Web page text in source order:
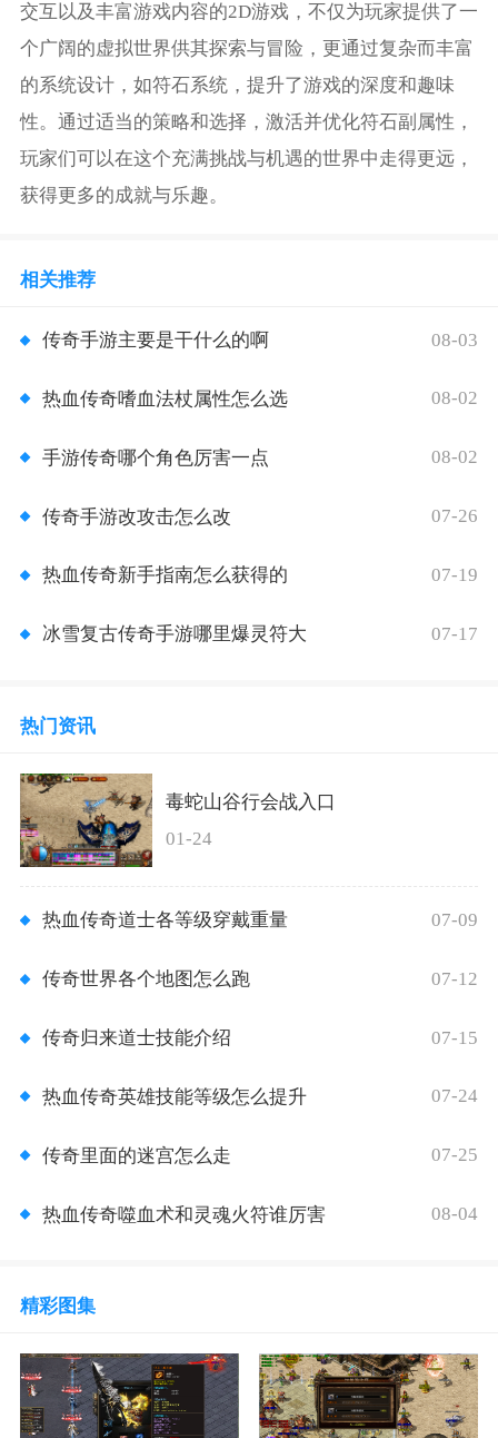
交互以及丰富游戏内容的2D游戏，不仅为玩家提供了一
个广阔的虚拟世界供其探索与冒险，更通过复杂而丰富
的系统设计，如符石系统，提升了游戏的深度和趣味
性。通过适当的策略和选择，激活并优化符石副属性，
玩家们可以在这个充满挑战与机遇的世界中走得更远，
获得更多的成就与乐趣。
相关推荐
传奇手游主要是干什么的啊 08-03
热血传奇嗜血法杖属性怎么选 08-02
手游传奇哪个角色厉害一点 08-02
传奇手游改攻击怎么改 07-26
热血传奇新手指南怎么获得的 07-19
冰雪复古传奇手游哪里爆灵符大 07-17
热门资讯
毒蛇山谷行会战入口
01-24
热血传奇道士各等级穿戴重量 07-09
传奇世界各个地图怎么跑 07-12
传奇归来道士技能介绍 07-15
热血传奇英雄技能等级怎么提升 07-24
传奇里面的迷宫怎么走 07-25
热血传奇噬血术和灵魂火符谁厉害 08-04
精彩图集